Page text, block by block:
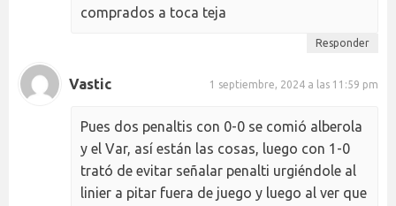
comprados a toca teja
Responder
Vastic 1 septiembre, 2024 a las 11:59 pm
Pues dos penaltis con 0-0 se comió alberola
y el Var, así están las cosas, luego con 1-0
trató de evitar señalar penalti urgiéndole al
linier a pitar fuera de juego y luego al ver que